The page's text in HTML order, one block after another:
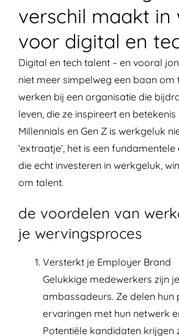
verschil maakt in
voor digital en
Digital en tech talent – en vooral
niet meer simpelweg een baan om
werken bij een organisatie die
leven, die ze inspireert en
Millennials en Gen Z is werkgeluk
‘extraatje’, het is een
die echt investeren in werkgeluk,
om talent.
de voordelen van
je wervingsproces
Versterkt je Employer Brand
Gelukkige medewerkers zijn
ambassadeurs. Ze delen hun
ervaringen met hun netwerk
Potentiële kandidaten krijgen